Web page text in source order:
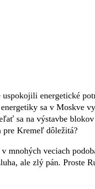
uspokojili energetické
sa v Moskve
sa na výstavbe
pre Kremeľ dôležitá?
mnohých veciach
ale zlý pán.